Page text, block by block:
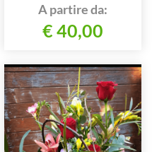
A partire da:
€ 40,00